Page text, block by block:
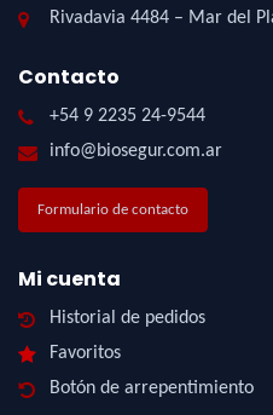
Rivadavia 4484 – Mar del
Contacto
+54 9 2235 24-9544
info@biosegur.com.ar
Formulario de contacto
Mi cuenta
Historial de pedidos
Favoritos
Botón de arrepentimiento